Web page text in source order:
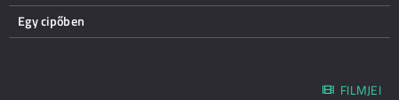
Egy cipőben
FILMJEI